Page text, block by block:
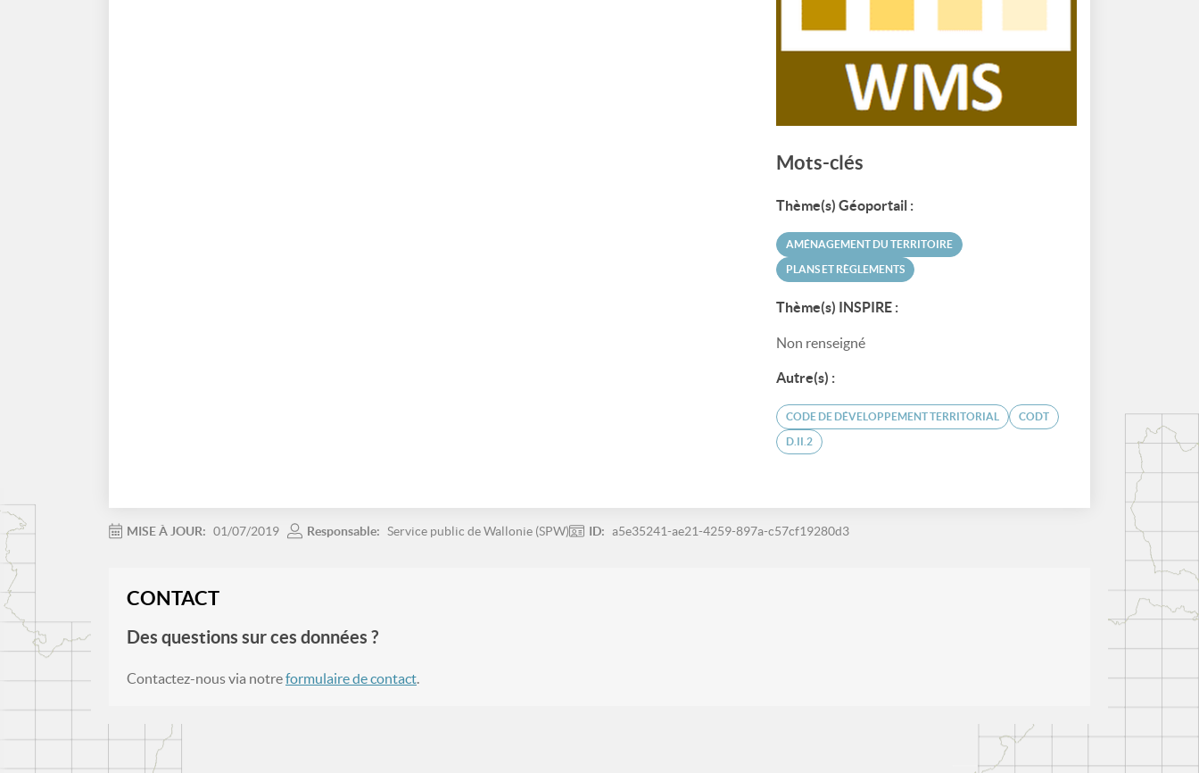
Mots-clés
Thème(s) Géoportail :
AMÉNAGEMENT DU TERRITOIRE
PLANS ET RÈGLEMENTS
Thème(s) INSPIRE :
Non renseigné
Autre(s) :
CODE DE DÉVELOPPEMENT TERRITORIAL CODT
D.II.2
MISE À JOUR: 01/07/2019 Responsable: Service public de Wallonie (SPW) ID: a5e35241-ae21-4259-897a-c57cf19280d3
CONTACT
Des questions sur ces données ?
Contactez-nous via notreformulaire de contact.